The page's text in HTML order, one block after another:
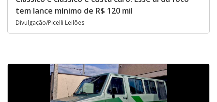
tem lance mínimo de R$ 120 mil
Divulgação/Picelli Leilões